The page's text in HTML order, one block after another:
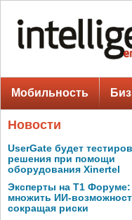
Мобильность
Новости
UserGate будет
решения при помощи
оборудования Xinertel
Эксперты на Т1 Форуме:
множить ИИ-
сокращая риски